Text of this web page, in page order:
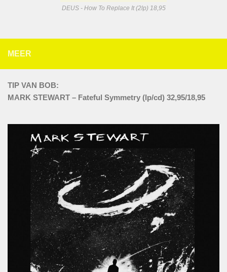
DEUS - How To Replace It (2lp) 18,95
MEER
TIP VAN BOB:
MARK STEWART – Fateful Symmetry (lp/cd) 32,95/18,95